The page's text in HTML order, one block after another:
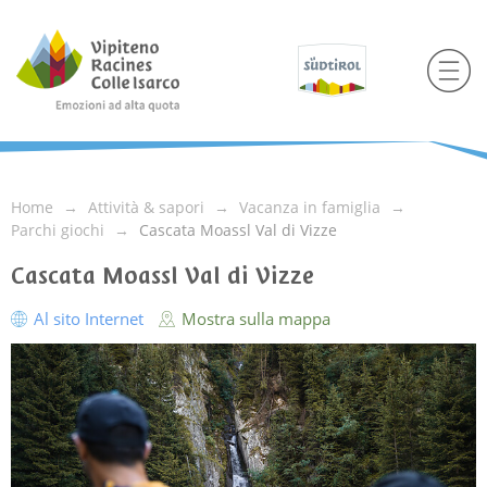
Home Attività & sapori
Vacanza in famiglia
Parchi giochi
Cascata Moassl Val di Vizze
Cascata Moassl Val di Vizze
Al sito Internet Mostra sulla mappa